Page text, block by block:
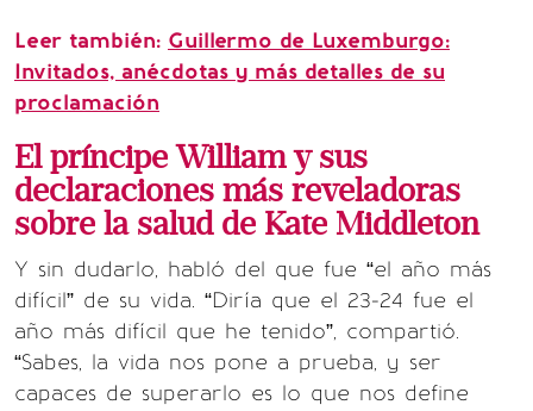
Leer también: Guillermo de Luxemburgo:
Invitados, anécdotas y más detalles de su
proclamación
El príncipe William y sus
declaraciones más reveladoras
sobre la salud de Kate Middleton
Y sin dudarlo, habló del que fue “el año más
difícil” de su vida. “Diría que el 23-24 fue el
año más difícil que he tenido”, compartió.
“Sabes, la vida nos pone a prueba, y ser
capaces de superarlo es lo que nos define